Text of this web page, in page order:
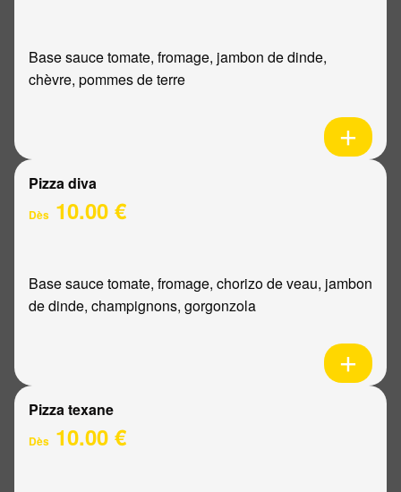
Base sauce tomate, fromage, jambon de dinde,
chèvre, pommes de terre
Pizza diva
Dès 10.00 €
Base sauce tomate, fromage, chorizo de veau, jambon
de dinde, champignons, gorgonzola
Pizza texane
Dès 10.00 €